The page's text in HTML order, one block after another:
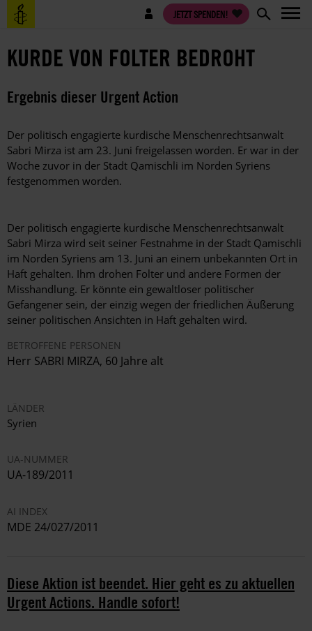
Direkt
zum
Benutzermenü JETZT SPENDEN!
KURDE VON FOLTER BEDROHT
Ergebnis dieser Urgent Action
Der politisch engagierte kurdische Menschenrechtsanwalt
Sabri Mirza ist am 23. Juni freigelassen worden. Er war in der
Woche zuvor in der Stadt Qamischli im Norden Syriens
festgenommen worden.
Der politisch engagierte kurdische Menschenrechtsanwalt
Sabri Mirza wird seit seiner Festnahme in der Stadt Qamischli
im Norden Syriens am 13. Juni an einem unbekannten Ort in
Haft gehalten. Ihm drohen Folter und andere Formen der
Misshandlung. Er könnte ein gewaltloser politischer
Gefangener sein, der einzig wegen der friedlichen Äußerung
seiner politischen Ansichten in Haft gehalten wird.
BETROFFENE PERSONEN
Herr SABRI MIRZA, 60 Jahre alt
LÄNDER
Syrien
UA-NUMMER
UA-189/2011
AI INDEX
MDE 24/027/2011
Diese Aktion ist beendet. Hier geht es zu aktuellen
Urgent Actions. Handle sofort!